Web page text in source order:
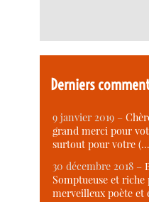
Derniers
9 janvier 2019 –
grand merci pour
surtout pour votre
30 décembre 2018 –
Somptueuse et
merveilleux poète